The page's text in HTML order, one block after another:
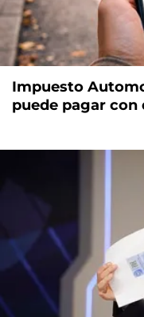
Impuesto
puede pagar con